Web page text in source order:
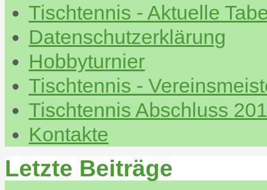
Tischtennis - Aktuelle
Datenschutzerklärung
Hobbyturnier
Tischtennis -
Tischtennis Abschluss
Kontakte
Letzte Beiträge